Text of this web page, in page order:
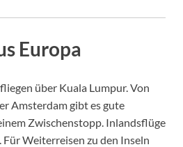
Europa
über Kuala Lumpur. Von
Amsterdam gibt es gute
Zwischenstopp. Inlandsflüge
Weiterreisen zu den Inseln